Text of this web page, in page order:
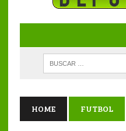
HOME FUTBOL